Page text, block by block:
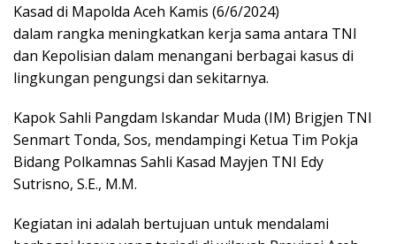
Kasad di Mapolda Aceh Kamis (6/6/2024)
dalam rangka meningkatkan kerja sama antara TNI
dan Kepolisian dalam menangani berbagai kasus di
lingkungan pengungsi dan sekitarnya.
Kapok Sahli Pangdam Iskandar Muda (IM) Brigjen TNI
Senmart Tonda, Sos, mendampingi Ketua Tim Pokja
Bidang Polkamnas Sahli Kasad Mayjen TNI Edy
Sutrisno, S.E., M.M.
Kegiatan ini adalah bertujuan untuk mendalami